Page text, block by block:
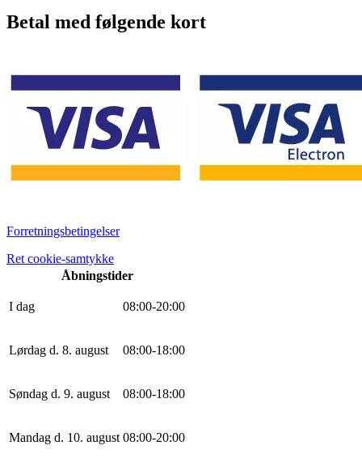
Betal med følgende kort
Forretningsbetingelser
Ret cookie-samtykke
Åbningstider
I dag 08:00-20:00
Lørdag d. 8. august 08:00-18:00
Søndag d. 9. august 08:00-18:00
Mandag d. 10. august 08:00-20:00